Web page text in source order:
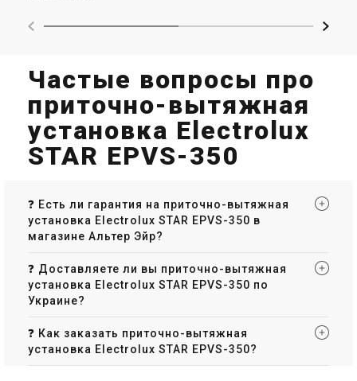
Частые вопросы про
приточно-вытяжная
установка Electrolux
STAR EPVS-350
❓ Есть ли гарантия на приточно-вытяжная
установка Electrolux STAR EPVS-350 в
магазине Альтер Эйр?
❓ Доставляете ли вы приточно-вытяжная
установка Electrolux STAR EPVS-350 по
Украине?
❓ Как заказать приточно-вытяжная
установка Electrolux STAR EPVS-350?